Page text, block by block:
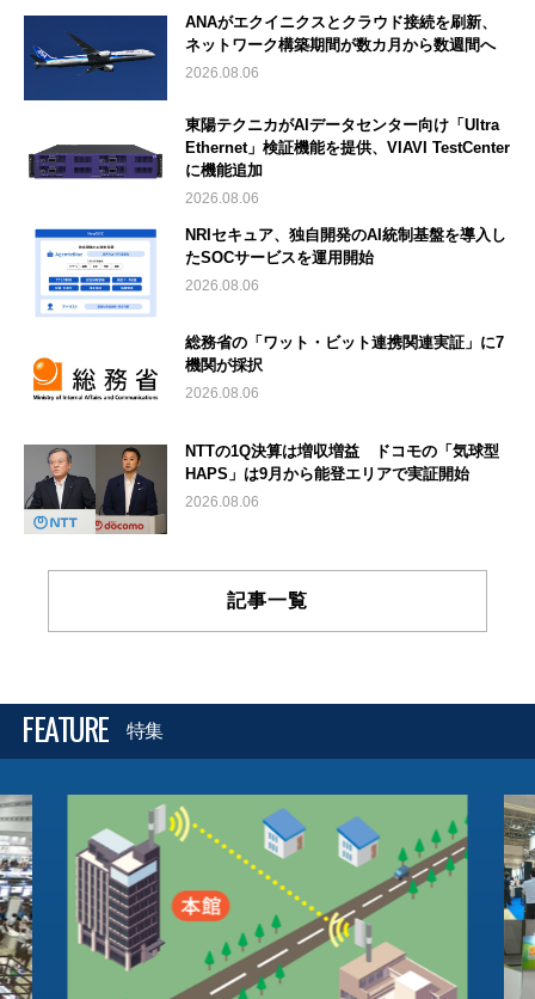
ANAがエクイニクスとクラウド接続を刷新、
ネットワーク構築期間が数カ月から数週間へ
2026.08.06
東陽テクニカがAIデータセンター向け「Ultra
Ethernet」検証機能を提供、VIAVI TestCenter
に機能追加
2026.08.06
NRIセキュア、独自開発のAI統制基盤を導入し
たSOCサービスを運用開始
2026.08.06
総務省の「ワット・ビット連携関連実証」に7
機関が採択
2026.08.06
NTTの1Q決算は増収増益 ドコモの「気球型
HAPS」は9月から能登エリアで実証開始
2026.08.06
記事一覧
FEATURE 特集